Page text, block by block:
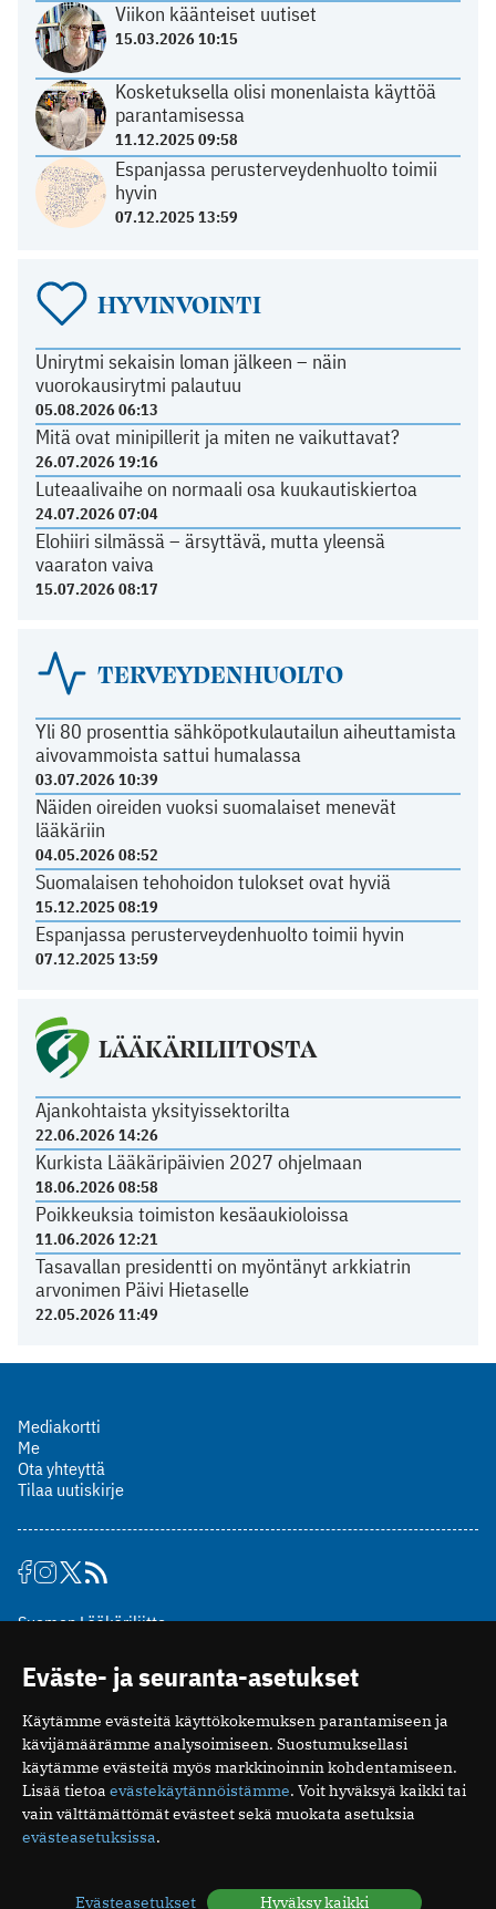
Viikon käänteiset uutiset
15.03.2026 10:15
Kosketuksella olisi monenlaista käyttöä
parantamisessa
11.12.2025 09:58
Espanjassa perusterveydenhuolto toimii
hyvin
07.12.2025 13:59
HYVINVOINTI
Unirytmi sekaisin loman jälkeen – näin
vuorokausirytmi palautuu
05.08.2026 06:13
Mitä ovat minipillerit ja miten ne vaikuttavat?
26.07.2026 19:16
Luteaalivaihe on normaali osa kuukautiskiertoa
24.07.2026 07:04
Elohiiri silmässä – ärsyttävä, mutta yleensä
vaaraton vaiva
15.07.2026 08:17
TERVEYDENHUOLTO
Yli 80 prosenttia sähköpotkulautailun aiheuttamista
aivovammoista sattui humalassa
03.07.2026 10:39
Näiden oireiden vuoksi suomalaiset menevät
lääkäriin
04.05.2026 08:52
Suomalaisen tehohoidon tulokset ovat hyviä
15.12.2025 08:19
Espanjassa perusterveydenhuolto toimii hyvin
07.12.2025 13:59
LÄÄKÄRILIITOSTA
Ajankohtaista yksityissektorilta
22.06.2026 14:26
Kurkista Lääkäripäivien 2027 ohjelmaan
18.06.2026 08:58
Poikkeuksia toimiston kesäaukioloissa
11.06.2026 12:21
Tasavallan presidentti on myöntänyt arkkiatrin
arvonimen Päivi Hietaselle
22.05.2026 11:49
Mediakortti
Me
Ota yhteyttä
Tilaa uutiskirje
Suomen Lääkäriliitto
00510 Helsinki
puh. (09) 393 091
toimitus@potilaanlaakarilehti.fi
ISSN 2323-9476
Eväste- ja seuranta-asetukset
Käytämme evästeitä käyttökokemuksen parantamiseen ja
kävijämäärämme analysoimiseen. Suostumuksellasi
käytämme evästeitä myös markkinoinnin kohdentamiseen.
Lisää tietoa evästekäytännöistämme. Voit hyväksyä kaikki tai
vain välttämättömät evästeet sekä muokata asetuksia
evästeasetuksissa.
Evästeasetukset Hyväksy kaikki